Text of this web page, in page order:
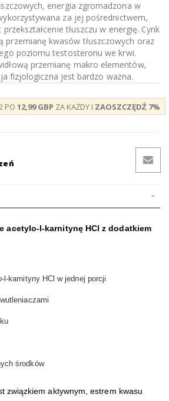
energia zgromadzona w
za jej pośrednictwem,
tłuszczu w energię. Cynk
przemianę kwasów tłuszczowych oraz
poziomu testosteronu we krwi.
przemianę makro elementów,
fizjologiczna jest bardzo ważna.
PO 12,99 GBP ZA KAŻDY I ZAOSZCZĘDŹ 7%
acetylo-l-karnitynę HCl z dodatkiem
l-karnityny HCl w jednej porcji
środków
związkiem aktywnym, estrem kwasu